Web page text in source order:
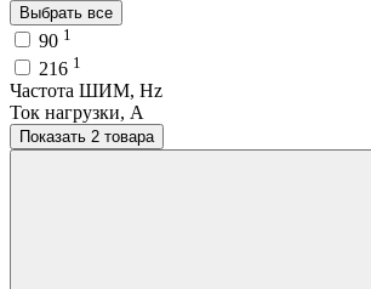
Выбрать все
90 1
216 1
Частота ШИМ, Hz
Ток нагрузки, A
Показать 2 товара